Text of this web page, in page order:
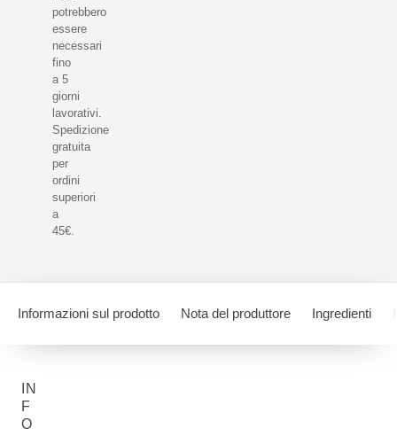
potrebbero
essere
necessari
fino
a 5
giorni
lavorativi.
Spedizione
gratuita
per
ordini
superiori
a
45€.
Informazioni sul prodotto Nota del produttore Ingredienti
IN
F
O